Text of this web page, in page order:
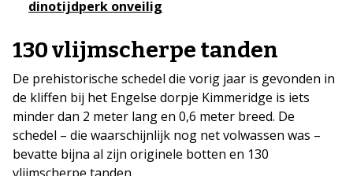
dinotijdperk onveilig
130 vlijmscherpe tanden
De prehistorische schedel die vorig jaar is gevonden in
de kliffen bij het Engelse dorpje Kimmeridge is iets
minder dan 2 meter lang en 0,6 meter breed. De
schedel – die waarschijnlijk nog net volwassen was –
bevatte bijna al zijn originele botten en 130